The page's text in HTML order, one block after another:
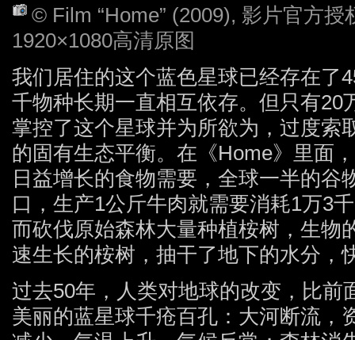
© Film “Home” (2009), 影片官方
1920×1080高清原图
我们居住的这个蓝色星球已经存在了
千物种长期一直相互依存。但只有20
掌控了这个星球并为所欲为，过度索
的固有生态平衡。在《Home》里面
日益增长的食物需要，全球一半的谷
口，生产1公斤牛肉就需要消耗1万3
而砍伐原始森林大量种植桉树，生物
速生长的桉树，抽干了地下的水分，
过去50年，人类对地球的改变，比前
美丽的蓝星球千疮百孔：大河断流，